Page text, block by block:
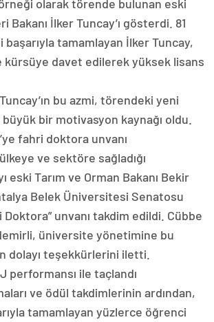
olarak törende bulunan eski
Bakanı İlker Tuncay’ı gösterdi. 81
başarıyla tamamlayan İlker Tuncay,
kürsüye davet edilerek yüksek lisans
bu azmi, törendeki yeni
bir motivasyon kaynağı oldu.
fahri doktora unvanı
ve sektöre sağladığı
eski Tarım ve Orman Bakanı Bekir
Belek Üniversitesi Senatosu
Doktora” unvanı takdim edildi. Cübbe
üniversite yönetimine bu
dolayı teşekkürlerini iletti.
performansı ile taçlandı
ve ödül takdimlerinin ardından,
tamamlayan yüzlerce öğrenci